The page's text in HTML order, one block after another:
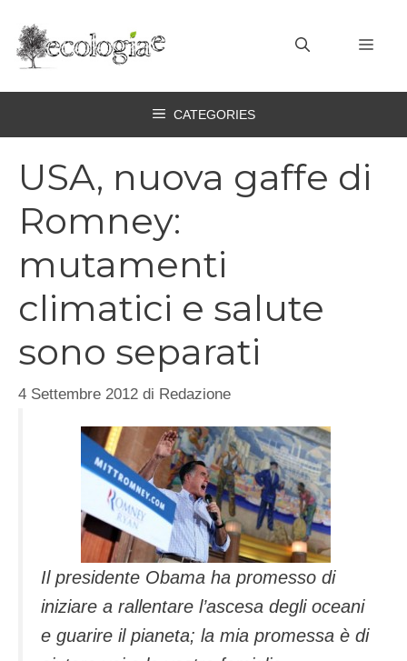
contenuto
CATEGORIES
USA, nuova gaffe di
Romney:
mutamenti
climatici e salute
sono separati
4 Settembre 2012 di Redazione
Il presidente Obama ha promesso di
iniziare a rallentare l’ascesa degli oceani
e guarire il pianeta; la mia promessa è di